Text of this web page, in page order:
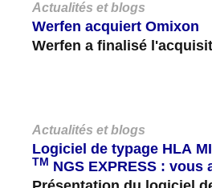
Actualités et blogs
Werfen acquiert Omixon
Werfen a finalisé
Actualités et blogs
Logiciel de typage HLA
TM NGS EXPRESS : vous
nous vous avons écouté !